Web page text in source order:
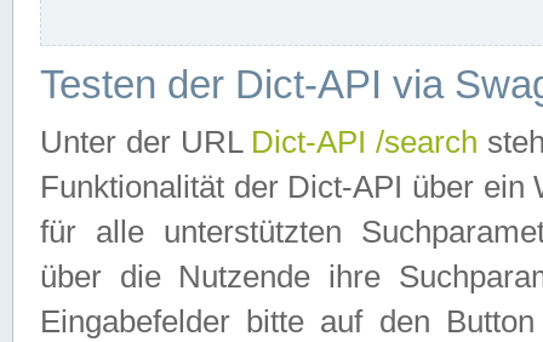
Testen der Dict-API via
Unter der URL Dict-API /search
Funktionalität der Dict-API über
für alle unterstützten
über die Nutzende ihre
Eingabefelder bitte auf den